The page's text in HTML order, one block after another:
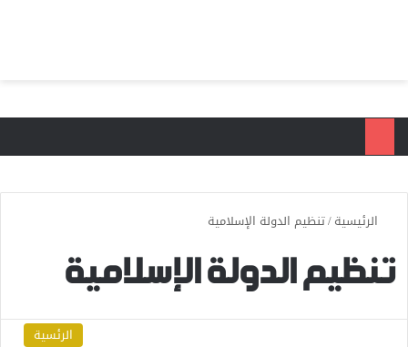
الرئيسية/تنظيم الدولة الإسلامية
تنظيم الدولة الإسلامية
الرئسية